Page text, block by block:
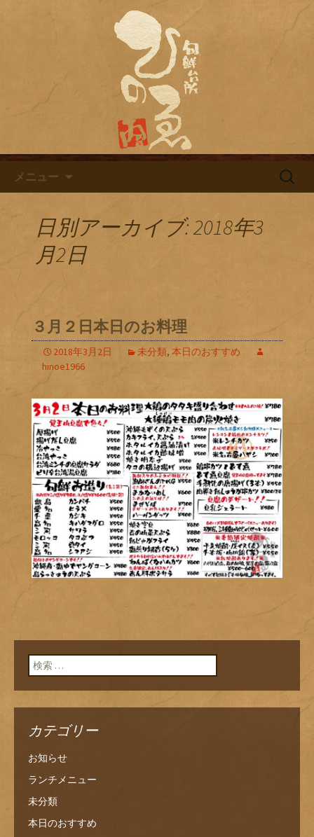
名古屋市栄にある居酒屋「旬鮮
台所ひのゑ」のブログ
名古屋市栄にある居酒屋「旬鮮台所ひ
のゑ（ひのえ）」。豊富な焼酎と海鮮
料理を中心とした、お酒に合う肴を楽
しめるお店です。季節で変わるおすす
めメニューや日替わりランチの新着情
報を随時更新中。
メニュー
検
日別アーカイブ: 2018年3
月2日
３月２日本日のお料理
2018年3月2日 未分類, 本日のおすすめ
hinoe1966
検索:
カテゴリー
お知らせ
ランチメニュー
未分類
本日のおすすめ